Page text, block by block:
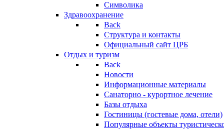
Символика
Здравоохранение
Back
Структура и контакты
Официальный сайт ЦРБ
Отдых и туризм
Back
Новости
Информационные материалы
Санаторно - курортное лечение
Базы отдыха
Гостиницы (гостевые дома, отели)
Популярные объекты